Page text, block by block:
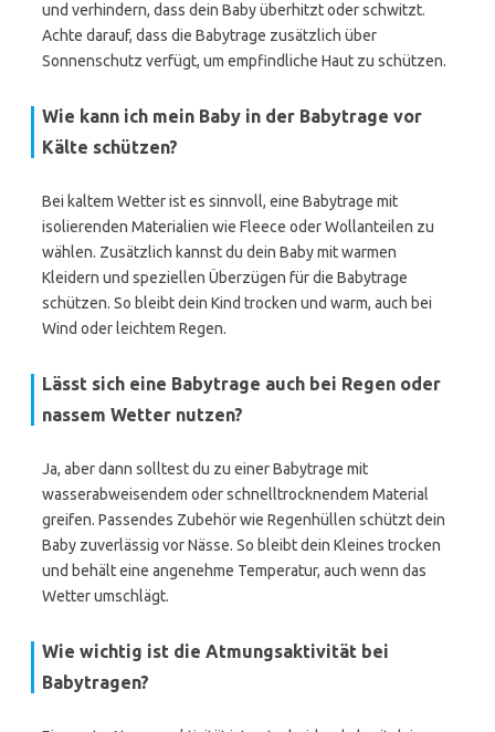
und verhindern, dass dein Baby überhitzt oder schwitzt.
Achte darauf, dass die Babytrage zusätzlich über
Sonnenschutz verfügt, um empfindliche Haut zu schützen.
Wie kann ich mein Baby in der Babytrage vor
Kälte schützen?
Bei kaltem Wetter ist es sinnvoll, eine Babytrage mit
isolierenden Materialien wie Fleece oder Wollanteilen zu
wählen. Zusätzlich kannst du dein Baby mit warmen
Kleidern und speziellen Überzügen für die Babytrage
schützen. So bleibt dein Kind trocken und warm, auch bei
Wind oder leichtem Regen.
Lässt sich eine Babytrage auch bei Regen oder
nassem Wetter nutzen?
Ja, aber dann solltest du zu einer Babytrage mit
wasserabweisendem oder schnelltrocknendem Material
greifen. Passendes Zubehör wie Regenhüllen schützt dein
Baby zuverlässig vor Nässe. So bleibt dein Kleines trocken
und behält eine angenehme Temperatur, auch wenn das
Wetter umschlägt.
Wie wichtig ist die Atmungsaktivität bei
Babytragen?